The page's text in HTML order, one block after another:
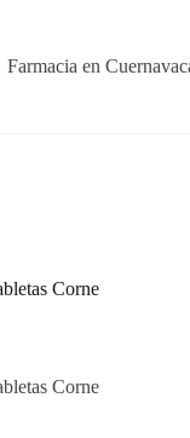
Farmacia en
Corne
Corne